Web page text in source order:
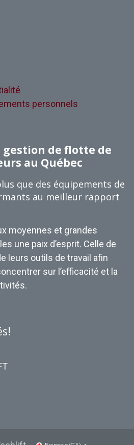
personnels
gestion de flotte de
au Québec
que des équipements de
au meilleur rapport
moyennes et grandes
une paix d’esprit. Celle de
leurs outils de travail afin
sur l’efficacité et la